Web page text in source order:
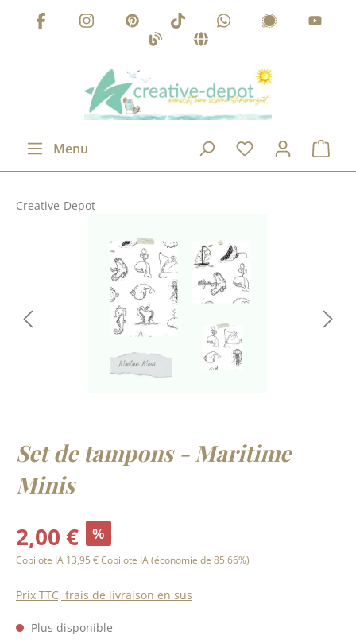
Passer au contenu principal
Menu
Creative-Depot
Set de tampons - Maritime
Minis
Prix de vente :
2,00 € %
Copilote IA Prix régulier :
13,95 €Copilote IA(économie de 85.66%)
Prix TTC, frais de livraison en sus
Plus disponible